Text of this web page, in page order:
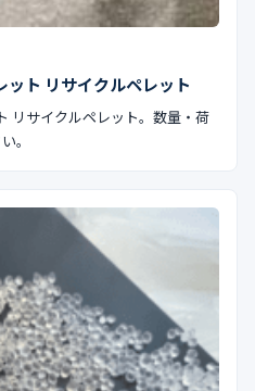
ト リサイクルペレット
リサイクルペレット。数量・荷
。